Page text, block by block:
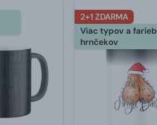
2+1 ZDARMA
Viac typov a farieb
hrnčekov